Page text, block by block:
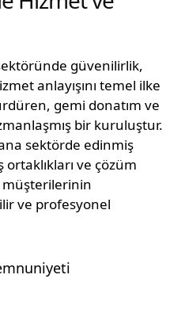
güvenilirlik,
anlayışını temel ilke
gemi donatım ve
bir kuruluştur.
sektörde edinmiş
ve çözüm
müşterilerinin
ve profesyonel